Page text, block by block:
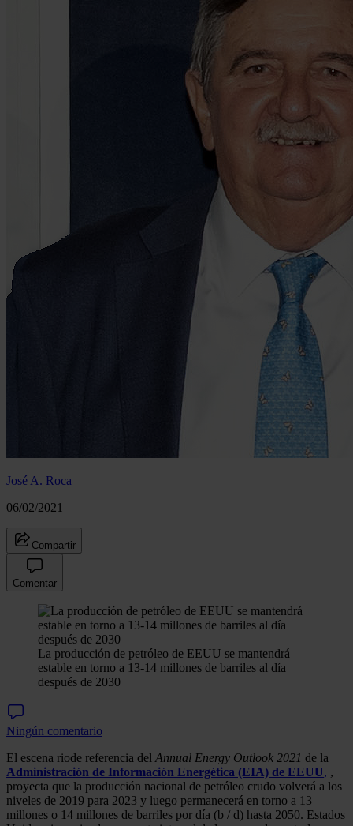
José A. Roca
06/02/2021
Compartir
Comentar
La producción de petróleo de EEUU se mantendrá
estable en torno a 13-14 millones de barriles al día
después de 2030
Ningún comentario
El escena riode referencia del Annual Energy Outlook 2021 de la
Administración de Información Energética (EIA) de EEUU, ,
proyecta que la producción nacional de petróleo crudo volverá a los
niveles de 2019 para 2023 y luego permanecerá en torno a 13
millones o 14 millones de barriles por día (b / d) hasta 2050. Estados